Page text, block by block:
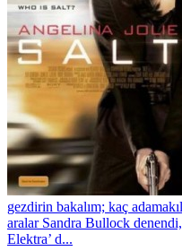
gezdirin bakalım; kaç
aralar Sandra Bullock
Elektra’ d...